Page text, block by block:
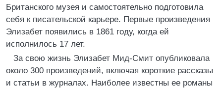
Британского музея и самостоятельно подготовила
себя к писательской карьере. Первые произведения
Элизабет появились в 1861 году, когда ей
исполнилось 17 лет.
За свою жизнь Элизабет Мид-Смит опубликовала
около 300 произведений, включая короткие рассказы
и статьи в журналах. Наиболее известны ее романы